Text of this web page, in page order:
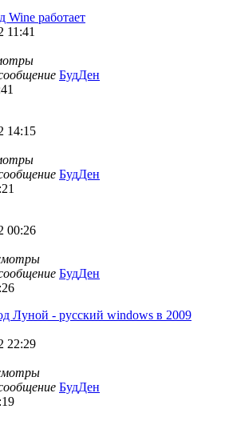
работает
11:41
БудДен
14:15
БудДен
00:26
БудДен
Луной - русский windows в 2009
22:29
БудДен